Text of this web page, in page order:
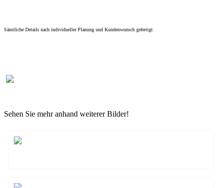
Sämtliche Details nach individueller Planung und Kundenwunsch gefertigt.
Sehen Sie mehr anhand weiterer Bilder!